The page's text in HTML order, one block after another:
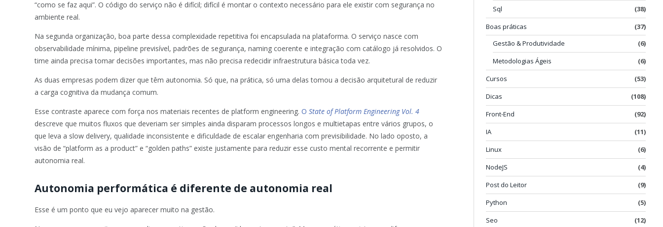
“como se faz aqui”. O código do serviço não é difícil; difícil é montar o contexto necessário para ele existir com segurança no
ambiente real.
Na segunda organização, boa parte dessa complexidade repetitiva foi encapsulada na plataforma. O serviço nasce com
observabilidade mínima, pipeline previsível, padrões de segurança, naming coerente e integração com catálogo já resolvidos. O
time ainda precisa tomar decisões importantes, mas não precisa redecidir infraestrutura básica toda vez.
As duas empresas podem dizer que têm autonomia. Só que, na prática, só uma delas tomou a decisão arquitetural de reduzir
a carga cognitiva da mudança comum.
Esse contraste aparece com força nos materiais recentes de platform engineering.OState of Platform Engineering Vol. 4
descreve que muitos fluxos que deveriam ser simples ainda disparam processos longos e multietapas entre vários grupos, o
que leva a slow delivery, qualidade inconsistente e dificuldade de escalar engenharia com previsibilidade. No lado oposto, a
visão de “platform as a product” e “golden paths” existe justamente para reduzir esse custo mental recorrente e permitir
autonomia real.
Autonomia performática é diferente de autonomia real
Esse é um ponto que eu vejo aparecer muito na gestão.
Sql
(38)
Boas práticas
(37)
Gestão & Produtividade
(6)
Metodologias Ágeis
(6)
Cursos
(53)
Dicas
(108)
Front-End
(92)
IA
(11)
Linux
(6)
NodeJS
(4)
Post do Leitor
(9)
Python
(5)
Seo
(12)